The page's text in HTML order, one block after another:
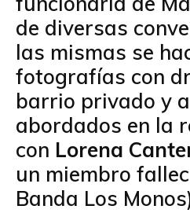
de diversas
las mismas se
fotografías con
barrio privado y
abordados en la
con Lorena
un miembro
Banda Los